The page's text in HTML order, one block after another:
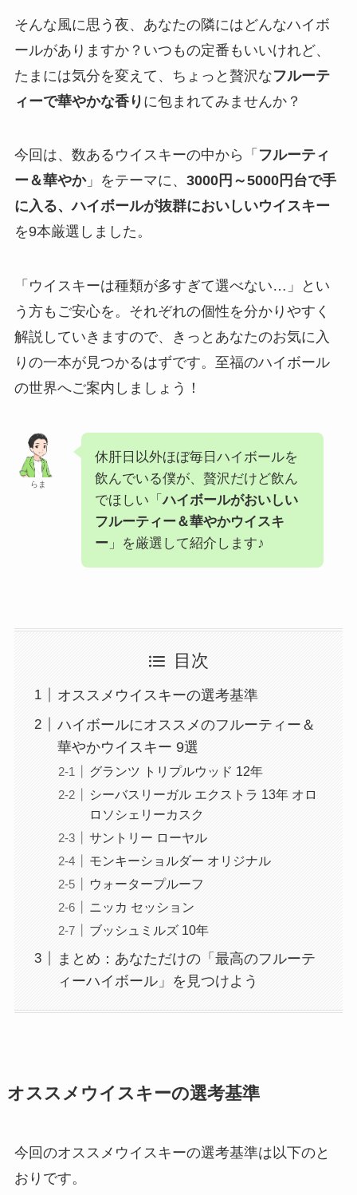
そんな風に思う夜、あなたの隣にはどんなハイボ
ールがありますか？いつもの定番もいいけれど、
たまには気分を変えて、ちょっと贅沢なフルーテ
ィーで華やかな香り に包まれてみませんか？
今回は、数あるウイスキーの中から「 フルーティ
ー＆華やか」をテーマに、 3000円～5000円台で手
に入る、ハイボールが抜群においしいウイスキー
を9本厳選しました。
「ウイスキーは種類が多すぎて選べない…」とい
う方もご安心を。それぞれの個性を分かりやすく
解説していきますので、きっとあなたのお気に入
りの一本が見つかるはずです。至福のハイボール
の世界へご案内しましょう！
らま
休肝日以外ほぼ毎日ハイボールを
飲んでいる僕が、贅沢だけど飲ん
でほしい「ハイボールがおいしい
フルーティー＆華やかウイスキ
ー」を厳選して紹介します♪
目次
オススメウイスキーの選考基準
ハイボールにオススメのフルーティー＆
華やかウイスキー 9選
グランツ トリプルウッド 12年
シーバスリーガル エクストラ 13年 オロ
ロソシェリーカスク
サントリー ローヤル
モンキーショルダー オリジナル
ウォータープルーフ
ニッカ セッション
ブッシュミルズ 10年
まとめ：あなただけの「最高のフルーテ
ィーハイボール」を見つけよう
オススメウイスキーの選考基準
今回のオススメウイスキーの選考基準は以下のと
おりです。